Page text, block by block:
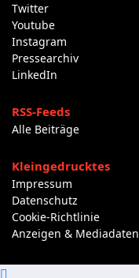
Twitter
Youtube
Instagram
Pressearchiv
LinkedIn
RSS-Feeds
Alle Beiträge
Kleingedrucktes
Impressum
Datenschutz
Cookie-Richtlinie
Anzeigen & Mediadaten